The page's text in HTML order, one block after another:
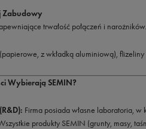
Zabudowy
trwałość połączeń i narożników.
z wkładką aluminiową),
Wybierają SEMIN?
Firma posiada własne laboratoria,
produkty SEMIN (grunty, masy,